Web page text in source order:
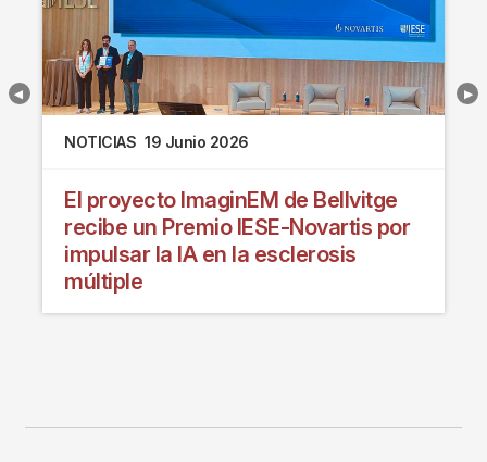
NOTICIAS 19 Junio 2026
El proyecto ImaginEM de Bellvitge
recibe un Premio IESE-Novartis por
impulsar la IA en la esclerosis
múltiple